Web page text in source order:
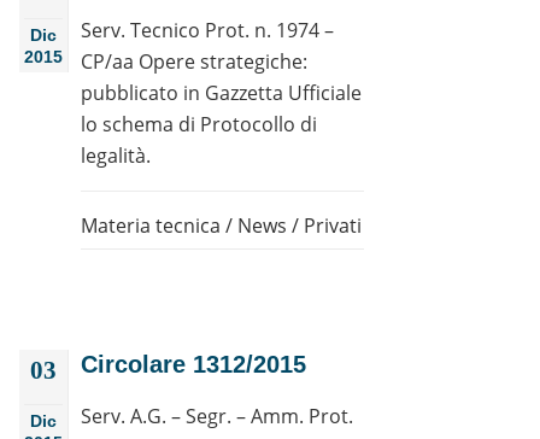
Dic
2015
Serv. Tecnico Prot. n. 1974 –
CP/aa Opere strategiche:
pubblicato in Gazzetta Ufficiale
lo schema di Protocollo di
legalità.
Materia tecnica / News / Privati
03
Dic
Circolare 1312/2015
Serv. A.G. – Segr. – Amm. Prot.